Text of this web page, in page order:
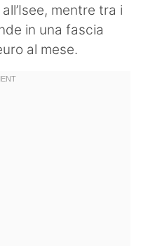
mentre tra i
in una fascia
al mese.